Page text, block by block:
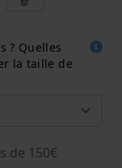
? Quelles
la taille de
de 150€